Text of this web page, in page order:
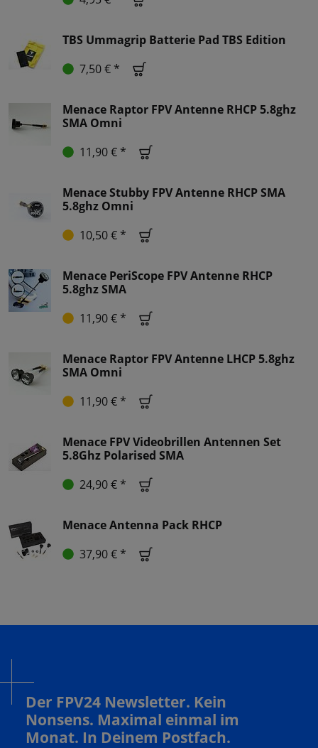
TBS Ummagrip Batterie Pad TBS Edition
7,50 € *
Menace Raptor FPV Antenne RHCP 5.8ghz
SMA Omni
11,90 € *
Menace Stubby FPV Antenne RHCP SMA
5.8ghz Omni
10,50 € *
Menace PeriScope FPV Antenne RHCP
5.8ghz SMA
11,90 € *
Menace Raptor FPV Antenne LHCP 5.8ghz
SMA Omni
11,90 € *
Menace FPV Videobrillen Antennen Set
5.8Ghz Polarised SMA
24,90 € *
Menace Antenna Pack RHCP
37,90 € *
Der FPV24 Newsletter. Kein
Nonsens. Maximal einmal im
Monat. In Deinem Postfach.